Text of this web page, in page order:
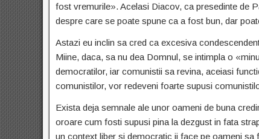
fost vremurile». Acelasi Diacov, ca presedinte de
despre care se poate spune ca a fost bun, dar
Astazi eu inclin sa cred ca excesiva
Miine, daca, sa nu dea Domnul, se intimpla o
democratilor, iar comunistii sa revina, aceiasi
comunistilor, vor redeveni foarte supusi
Exista deja semnale ale unor oameni de buna
oroare cum fosti supusi pina la dezgust in fata
un context liber si democratic ii face pe oameni